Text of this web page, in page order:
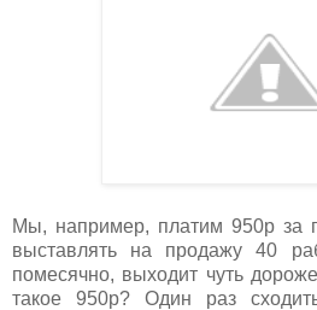
Мы, например, платим 950р за
выставлять на продажу 40
помесячно, выходит чуть
такое 950р? Один раз